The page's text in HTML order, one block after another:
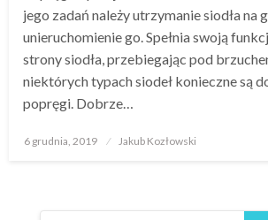
jego zadań należy utrzymanie siodła na
unieruchomienie go. Spełnia swoją
strony siodła, przebiegając pod
niektórych typach siodeł konieczne są
popręgi. Dobrze…
Opublikowane
6 grudnia, 2019 Jakub Kozłowski
Nawigacja